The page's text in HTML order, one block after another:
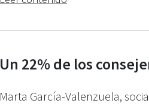
Un 22% de los
Marta García-Valenzuela,